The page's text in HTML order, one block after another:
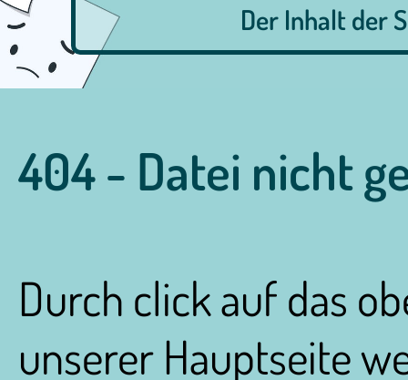
Der Inhalt der
404 - Datei nicht
Durch click auf das
unserer Hauptseite